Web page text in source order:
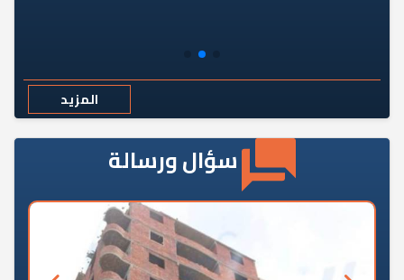
المزيد
سؤال ورسالة